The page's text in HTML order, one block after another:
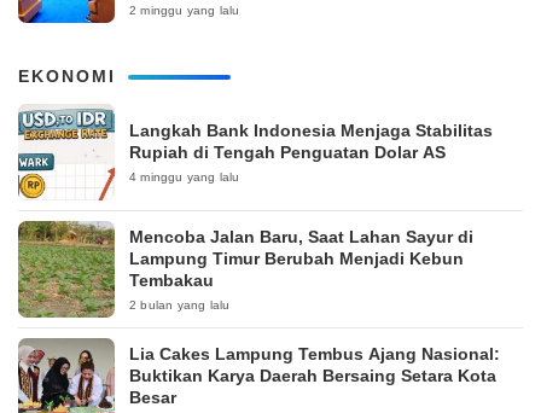
2 minggu yang lalu
EKONOMI
Langkah Bank Indonesia Menjaga Stabilitas
Rupiah di Tengah Penguatan Dolar AS
4 minggu yang lalu
Mencoba Jalan Baru, Saat Lahan Sayur di
Lampung Timur Berubah Menjadi Kebun
Tembakau
2 bulan yang lalu
Lia Cakes Lampung Tembus Ajang Nasional:
Buktikan Karya Daerah Bersaing Setara Kota
Besar